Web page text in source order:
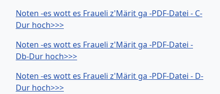
Noten -es wott es Fraueli z'Märit ga -PDF-Datei - C-
Dur hoch>>>
Noten -es wott es Fraueli z'Märit ga -PDF-Datei -
Db-Dur hoch>>>
Noten -es wott es Fraueli z'Märit ga -PDF-Datei - D-
Dur hoch>>>